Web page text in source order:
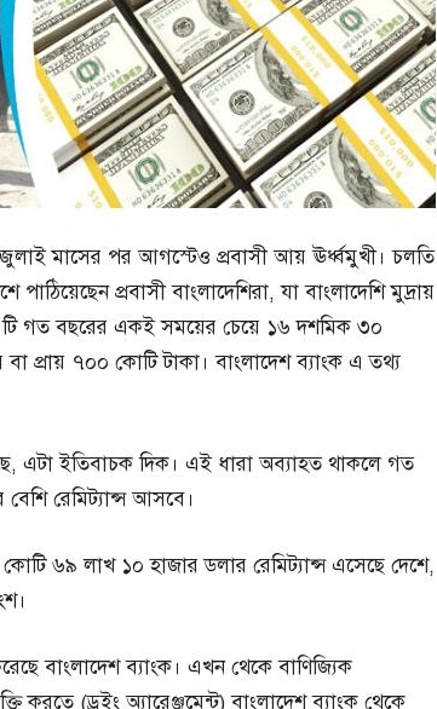
জুলাই মাসের পর আগস্টেও প্রবাসী আয় ঊর্ধ্বমুখী। চলতি
প্রবাসী বাংলাদেশিরা, যা বাংলাদেশি মুদ্রায়
গত বছরের একই সময়ের চেয়ে ১৬ দশমিক ৩০
প্রায় ৭০০ কোটি টাকা। বাংলাদেশ ব্যাংক এ তথ্য
এটা ইতিবাচক দিক। এই ধারা অব্যাহত থাকলে গত
রেমিট্যান্স আসবে।
৬৯ লাখ ১০ হাজার ডলার রেমিট্যান্স এসেছে দেশে,
বাংলাদেশ ব্যাংক। এখন থেকে বাণিজ্যিক
করতে (ড্রইং অ্যারেঞ্জমেন্ট) বাংলাদেশ ব্যাংক থেকে